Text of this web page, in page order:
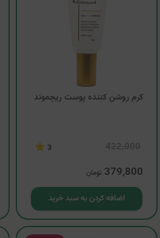
کرم روشن کننده پوست ریچموند
3
379,800 تومان
اضافه کردن به سبد خرید